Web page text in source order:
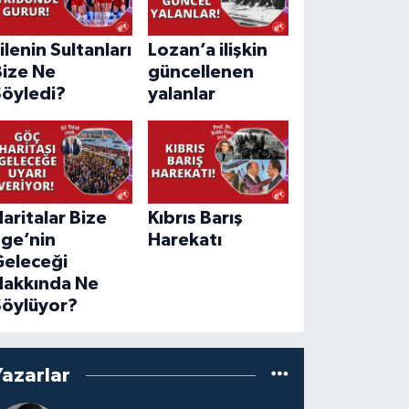
Sultanları
Ne
Lozan’a ilişkin
güncellenen
yalanlar
Bize
Ne
Kıbrıs Barış
Harekatı